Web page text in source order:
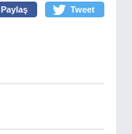
Paylaş Tweet